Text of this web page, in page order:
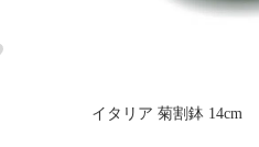
イタリア 菊割鉢 14cm